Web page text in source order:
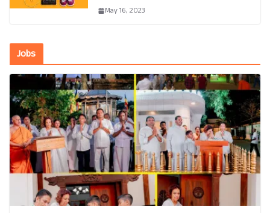
May 16, 2023
Jobs